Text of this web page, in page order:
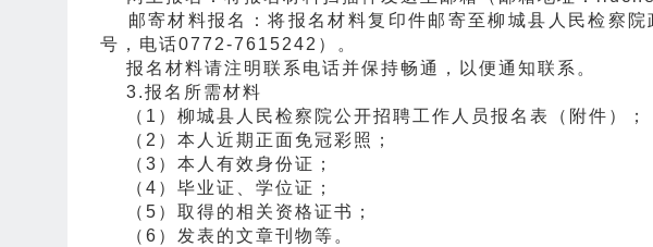
邮寄材料报名：将报名材料复印件邮寄至柳城县人民检察院
号，电话0772-7615242）。
报名材料请注明联系电话并保持畅通，以便通知联系。
3.报名所需材料
（1）柳城县人民检察院公开招聘工作人员报名表（附件）；
（2）本人近期正面免冠彩照；
（3）本人有效身份证；
（4）毕业证、学位证；
（5）取得的相关资格证书；
（6）发表的文章刊物等。